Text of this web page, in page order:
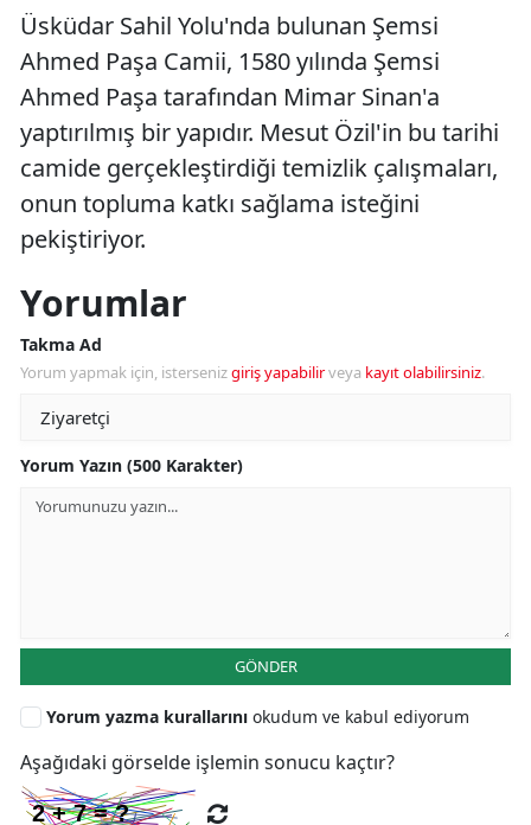
Üsküdar Sahil Yolu'nda bulunan Şemsi
Ahmed Paşa Camii, 1580 yılında Şemsi
Ahmed Paşa tarafından Mimar Sinan'a
yaptırılmış bir yapıdır. Mesut Özil'in bu tarihi
camide gerçekleştirdiği temizlik çalışmaları,
onun topluma katkı sağlama isteğini
pekiştiriyor.
Yorumlar
Takma Ad
Yorum yapmak için, istersenizgiriş yapabilirveya kayıt olabilirsiniz.
Yorum Yazın (500 Karakter)
GÖNDER
Yorum yazma kurallarını okudum ve kabul ediyorum
Aşağıdaki görselde işlemin sonucu kaçtır?